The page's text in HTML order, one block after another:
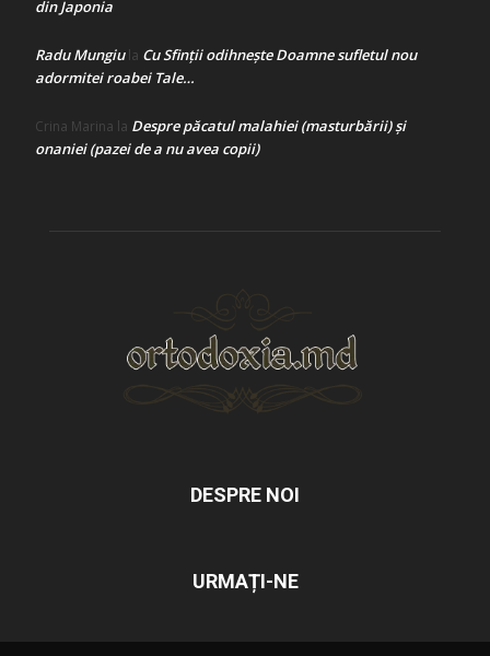
din Japonia
Radu Mungiula Cu Sfinții odihnește Doamne sufletul nou
adormitei roabei Tale…
Crina Marina la Despre păcatul malahiei (masturbării) şi
onaniei (pazei de a nu avea copii)
DESPRE NOI
URMAȚI-NE